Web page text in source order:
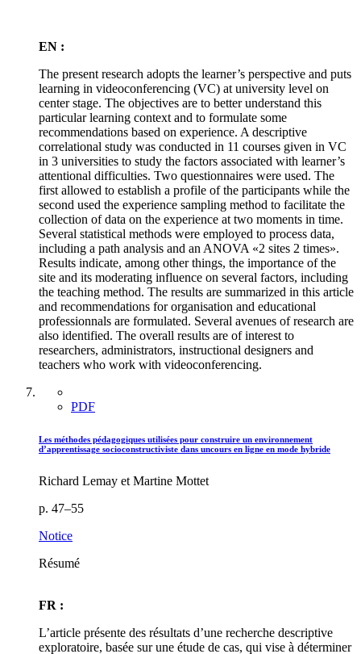
EN :
The present research adopts the learner’s perspective and puts
learning in videoconferencing (VC) at university level on
center stage. The objectives are to better understand this
particular learning context and to formulate some
recommendations based on experience. A descriptive
correlational study was conducted in 11 courses given in VC
in 3 universities to study the factors associated with learner’s
attentional difficulties. Two questionnaires were used. The
first allowed to establish a profile of the participants while the
second used the experience sampling method to facilitate the
collection of data on the experience at two moments in time.
Several statistical methods were employed to process data,
including a path analysis and an ANOVA «2 sites 2 times».
Results indicate, among other things, the importance of the
site and its moderating influence on several factors, including
the teaching method. The results are summarized in this article
and recommendations for organisation and educational
professionnals are formulated. Several avenues of research are
also identified. The overall results are of interest to
researchers, administrators, instructional designers and
teachers who work with videoconferencing.
PDF
Les méthodes pédagogiques utilisées pour construire un environnement
d’apprentissage socioconstructiviste dans uncours en ligne en mode hybride
Richard Lemay et Martine Mottet
p. 47–55
Notice
Résumé
FR :
L’article présente des résultats d’une recherche descriptive
exploratoire, basée sur une étude de cas, qui vise à déterminer